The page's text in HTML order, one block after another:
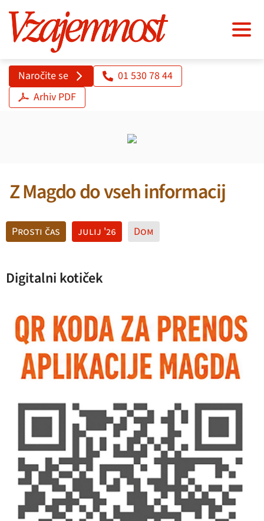
Naročite se
01 530 78 44
Arhiv PDF
Z Magdo do vseh informacij
Prosti čas julij '26 Dom
Digitalni kotiček